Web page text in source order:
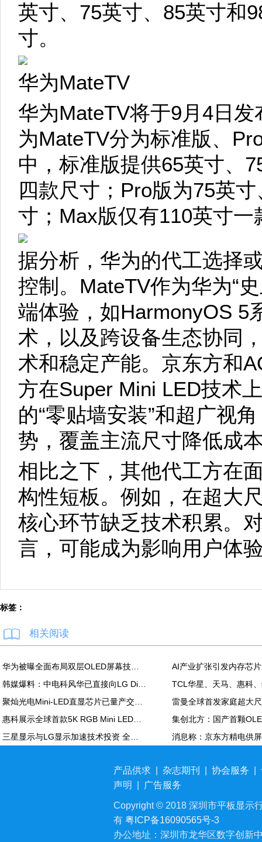
英寸、75英寸、85英寸和
寸。
华为MateTV
华为MateTV将于9月4日
为MateTV分为标准版、
中，标准版提供65英寸、
四款尺寸；Pro版为75英
寸；Max版仅有110英寸一
据分析，华为的代工选择
控制。MateTV作为华为“
端体验，如HarmonyOS 5
术，以及跨设备生态协同
术和稳定产能。京东方和
方在Super Mini LED技术
的“零贴墙安装”和超广视
势，覆盖主流尺寸降低成
相比之下，其他代工方在
构性短板。例如，在超大
核心环节缺乏技术积累。
言，可能成为影响用户体
标签：
相关阅读
产品供求 杂志期刊 协会服务
声明
广告服务
Copyright © 2018 深圳市平板显示
有 粤ICP备16090565号-3
办公地址：深圳市龙华区数字创新